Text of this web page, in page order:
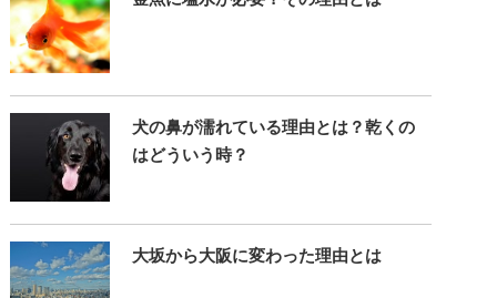
犬の鼻が濡れている理由とは？乾くの
はどういう時？
大坂から大阪に変わった理由とは